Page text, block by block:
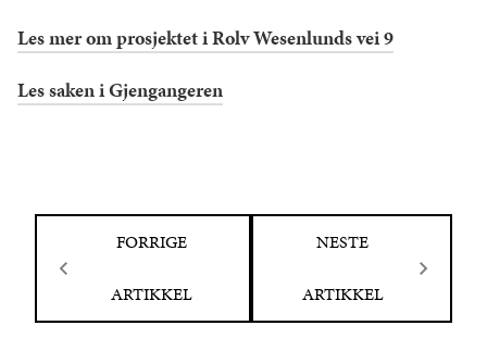
Les mer om prosjektet i Rolv Wesenlunds vei 9
Les saken i Gjengangeren
FORRIGE
ARTIKKEL
NESTE
ARTIKKEL